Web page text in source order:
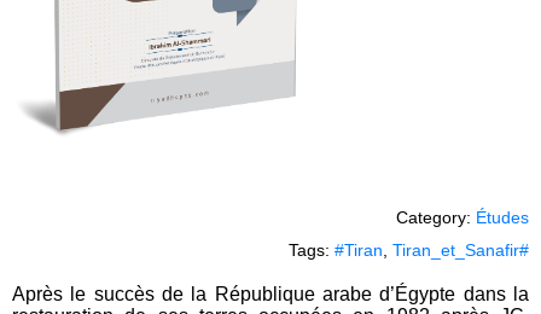
Category: Études
Tags: #Tiran, Tiran_et_Sanafir#
Après le succès de la République arabe d’Égypte dans la